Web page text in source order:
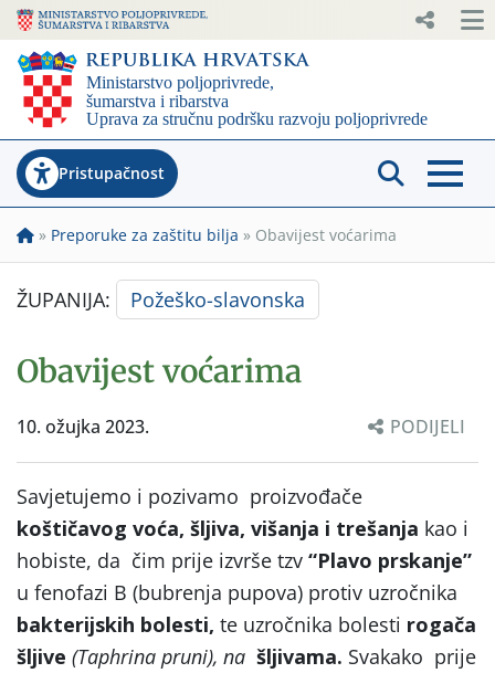
Pristupačnost
» Preporuke za zaštitu bilja » Obavijest voćarima
ŽUPANIJA: Požeško-slavonska
Obavijest voćarima
10. ožujka 2023. PODIJELI
Savjetujemo i pozivamo proizvođače
koštičavog voća, šljiva, višanja i trešanja kao i
hobiste, da čim prije izvrše tzv “Plavo prskanje”
u fenofazi B (bubrenja pupova) protiv uzročnika
bakterijskih bolesti, te uzročnika bolesti rogača
šljive (Taphrina pruni), na šljivama. Svakako prije